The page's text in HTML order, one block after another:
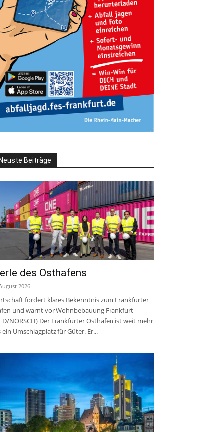
Beiträge
des Osthafens
2026
fordert klares Bekenntnis zum Frankfurter
und warnt vor Wohnbebauung Frankfurt
NORSCH) Der Frankfurter Osthafen ist weit mehr
ein Umschlagplatz für Güter. Er...